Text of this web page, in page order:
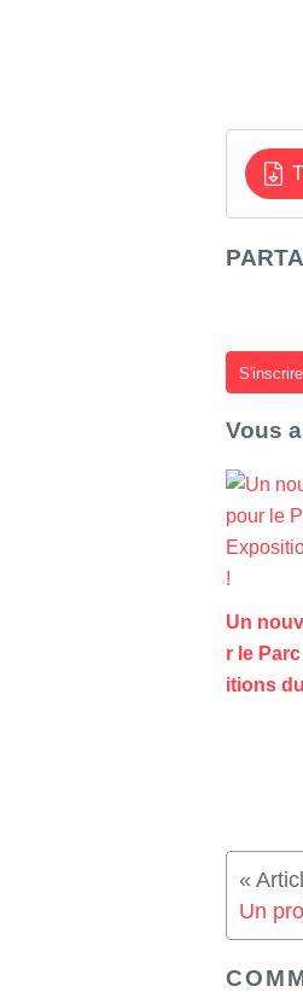
Vous
Un
r le
itions